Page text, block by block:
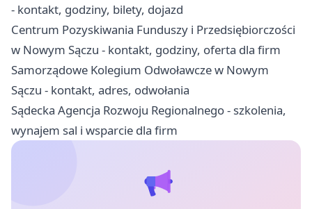
- kontakt, godziny, bilety, dojazd
Centrum Pozyskiwania Funduszy i Przedsiębiorczości
w Nowym Sączu - kontakt, godziny, oferta dla firm
Samorządowe Kolegium Odwoławcze w Nowym
Sączu - kontakt, adres, odwołania
Sądecka Agencja Rozwoju Regionalnego - szkolenia,
wynajem sal i wsparcie dla firm